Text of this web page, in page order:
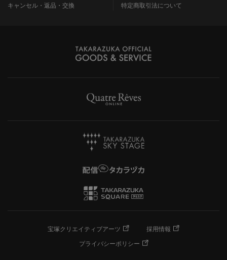
キャンセル・返品・交換
特定商取引法について
宝塚クリエイティブアーツ
採用情報
プライバシーポリシー